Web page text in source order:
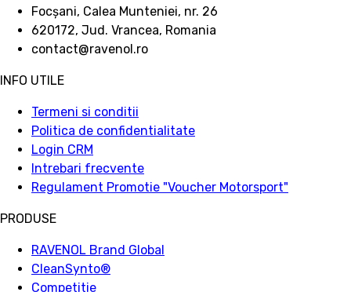
Focșani, Calea Munteniei, nr. 26
620172, Jud. Vrancea, Romania
contact@ravenol.ro
INFO UTILE
Termeni si conditii
Politica de confidentialitate
Login CRM
Intrebari frecvente
Regulament Promotie "Voucher Motorsport"
PRODUSE
RAVENOL Brand Global
CleanSynto®
Competitie